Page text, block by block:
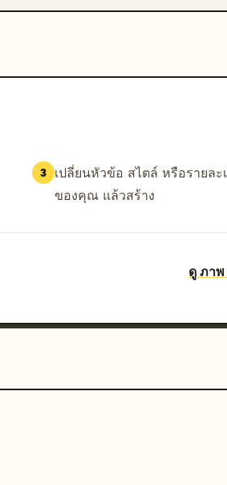
3
เปลี่ยนหัวข้อ สไตล์ หรือรายละ
ของคุณ แล้วสร้าง
ดู ภาพ